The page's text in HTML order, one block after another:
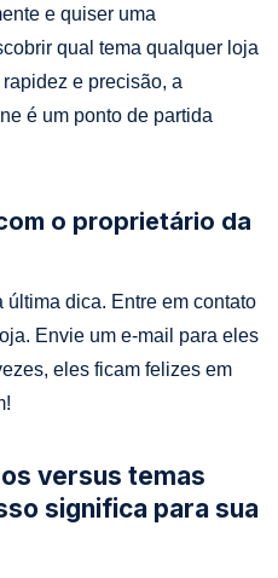
e quiser uma
qual tema qualquer loja
e precisão, a
é um ponto de partida
o proprietário da
dica. Entre em contato
Envie um e-mail para eles
eles ficam felizes em
versus temas
significa para sua